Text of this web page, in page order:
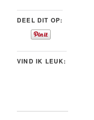
DEEL DIT OP:
VIND IK LEUK: